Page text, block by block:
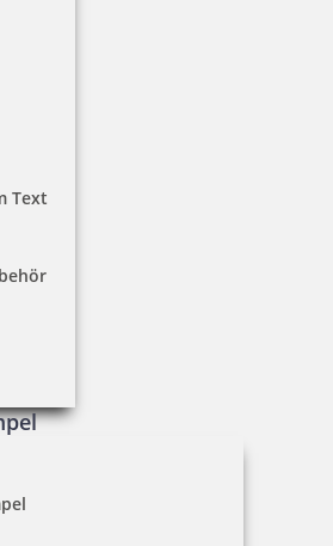
Text
schwarz mit
39,90 €
Pen 3304 Stempelkugelschreiber